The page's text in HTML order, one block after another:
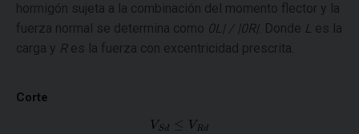
hormigón sujeta a la combinación del momento flector y la
fuerza normal se determina como 0L| / |0R|. Donde L es la
carga y Res la fuerza con excentricidad prescrita.
Corte